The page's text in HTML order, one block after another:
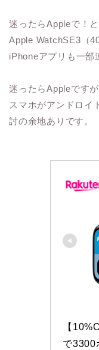
迷ったらAppleで！
Apple WatchSE3（
iPhoneアプリも一部
迷ったらAppleです
スマホがアンドロイ
討の余地ありです。
【
で3300